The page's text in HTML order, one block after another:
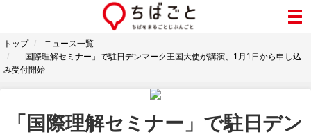
トップ
ニュース一覧
「国際理解セミナー」で駐日デンマーク王国大使が講演、1月1日から申し込
み受付開始
「国際理解セミナー」で駐日デン